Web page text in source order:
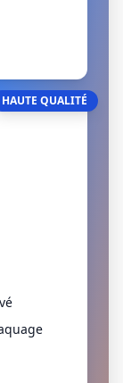
HAUTE QUALITÉ